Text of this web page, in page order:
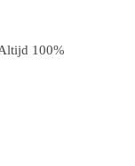
100%